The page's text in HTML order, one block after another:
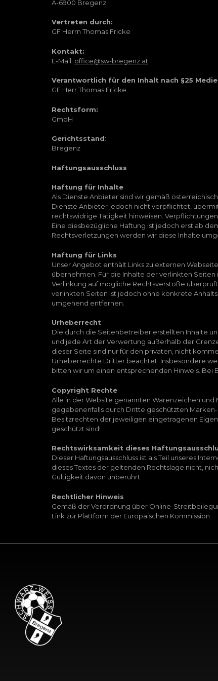
A-6900 Bregenz
Vertreten durch:
GF Herrn Thomas Fricke
Kontakt:
E-Mail: office@sw-bregenz.at
Verantwortlich für den Inhalt nach §25
GF Herr Thomas Fricke
Rechtsform:
GmbH
Gerichtsstand:
Bregenz
Haftungsausschluss
Haftung für Inhalte
Als Dienste Anbieter sind wir gemäß
Dienste Anbieter jedoch nicht verpflichtet,
rechtswidrige Tätigkeit hinweisen.
Eine diesbezügliche Haftung ist jedoch erst ab
Rechtsverletzungen werden wir diese Inhalte
Haftung für Links
Unser Angebot enthält Links zu externen
übernehmen. Für die Inhalte der verlinkten
Verlinkung auf mögliche Rechtsverstöße
verlinkten Seiten ist jedoch ohne konkrete
umgehend entfernen.
Urheberrecht
Die durch die Seitenbetreiber erstellten Inhalte
und jede Art der Verwertung außerhalb der
dieser Seite sind nur für den privaten, nicht
Urheberrechte Dritter beachtet. Insbesondere
bitten wir um einen entsprechenden Hinweis.
Copyright Rechte
Alle in der Website genannten Warenzeichen
gegebenenfalls durch Dritte geschützten
Besitzrechten der jeweiligen eingetragenen
geschützt sind!
Rechtswirksamkeit dieses
Dieser Haftungsausschluss ist als Teil unseres
dieses Textes der geltenden Rechtslage nicht,
Gültigkeit davon unberührt.
Rechtlicher Hinweis
Gemäß der Verordnung über Online-
Link zur Plattform der Europäischen Kommission